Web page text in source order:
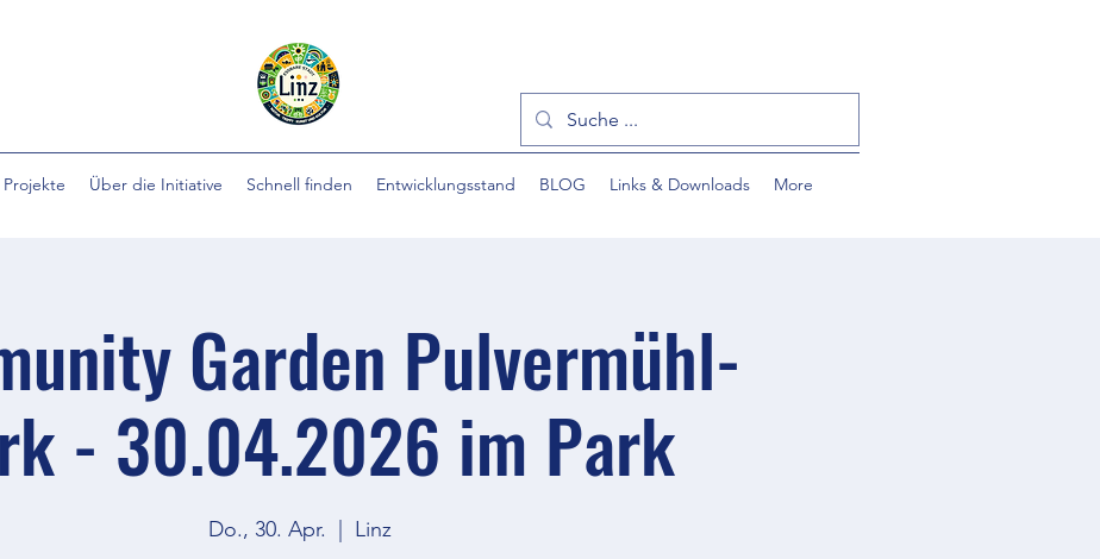
Projekte Über die Initiative Schnell finden Entwicklungsstand BLOG Links & Downloads More
Garden Pulvermühl-
- 30.04.2026 im Park
Do., 30. Apr. Linz